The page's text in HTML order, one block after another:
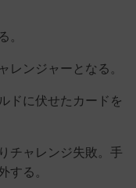
。
レンジャーとなる。
ドに伏せたカードを
チャレンジ失敗。手
する。